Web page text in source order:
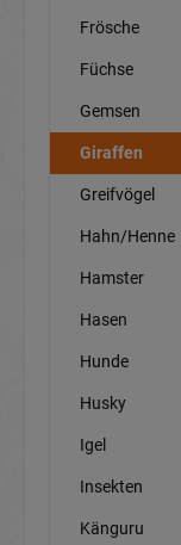
Frösche
Füchse
Gemsen
Giraffen
Greifvögel
Hahn/Henne
Hamster
Hasen
Hunde
Husky
Igel
Insekten
Känguru